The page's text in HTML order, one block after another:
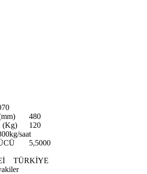
480
(Kg)
120
saat
5,5000
TÜRKİYE